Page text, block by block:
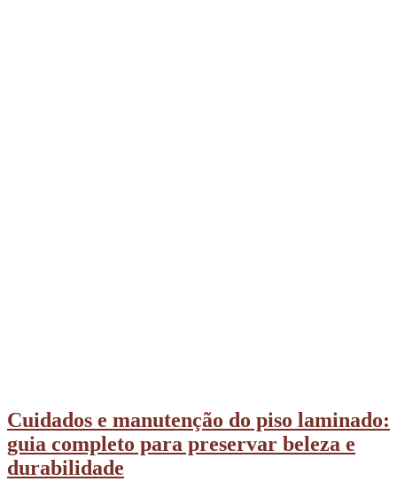
Cuidados e manutenção do piso laminado:
guia completo para preservar beleza e
durabilidade